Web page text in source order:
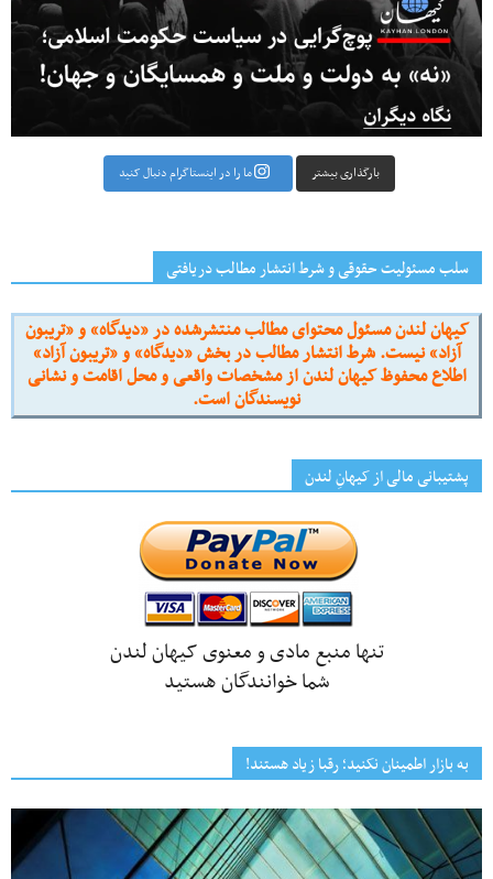
بارگذاری بیشتر ما را در اینستاگرام دنبال کنید
سلب مسئولیت حقوقی و شرط انتشار مطالب دریافتی
کیهان لندن مسئول محتوای مطالب منتشرشده در «دیدگاه» و «تریبون
آزاد» نیست. شرط انتشار مطالب در بخش «دیدگاه» و «تریبون آزاد»
اطلاع محفوظ کیهان لندن از مشخصات واقعی و محل اقامت و نشانی
نویسندگان است.
پشتیبانی مالی از کیهانِ لندن
تنها منبع مادی و معنوی کیهان لندن
شما خوانندگان هستید
به بازار اطمینان نکنید؛ رقبا زیاد هستند!